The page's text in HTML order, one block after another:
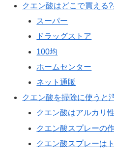
クエン酸はどこで買える
スーパー
ドラッグストア
100均
ホームセンター
ネット通販
クエン酸を掃除に使うと
クエン酸はアルカリ
クエン酸スプレーの
クエン酸スプレーは